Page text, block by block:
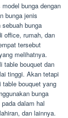
bunga dengan
bunga jenis
bunga
office, rumah, dan
tersebut
melihatnya.
table bouquet dan
tinggi. Akan tetapi
bouquet yang
bunga
dalam hal
dan lainnya.